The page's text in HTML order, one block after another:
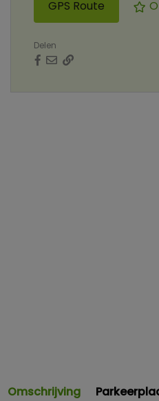
GPS Route
Delen
Omschrijving